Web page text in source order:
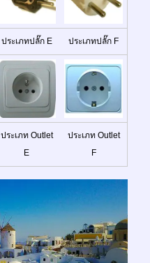
ประเภทปลั๊ก E ประเภทปลั๊ก F
ประเภท Outlet
E
ประเภท Outlet
F